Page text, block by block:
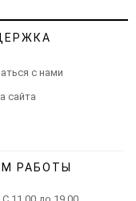
с нами
сайта
РАБОТЫ